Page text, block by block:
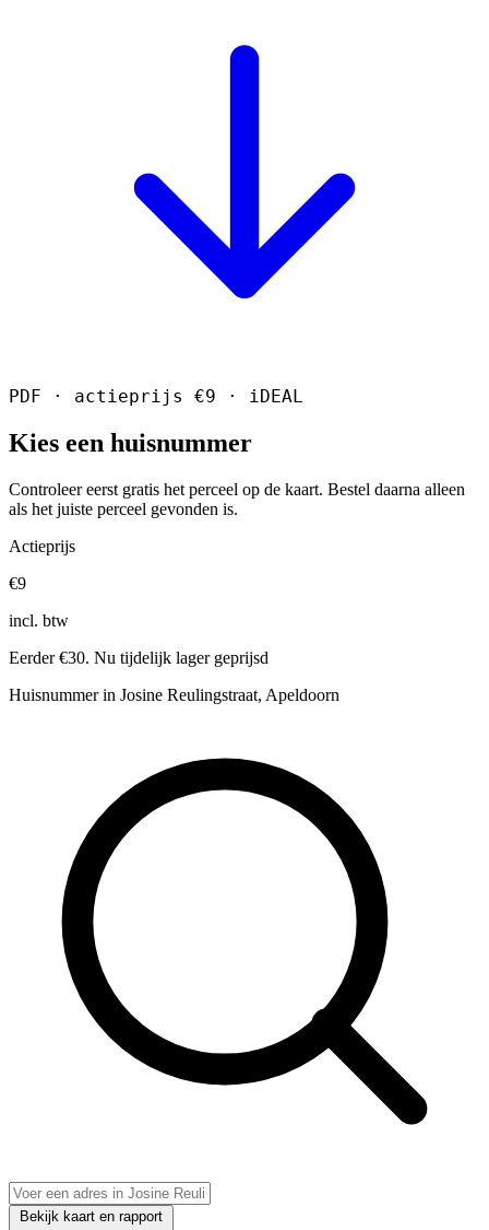
PDF · actieprijs €9 · iDEAL
Kies een huisnummer
Controleer eerst gratis het perceel op de kaart. Bestel daarna alleen
als het juiste perceel gevonden is.
Actieprijs
€9
incl. btw
Eerder €30. Nu tijdelijk lager geprijsd
Huisnummer in Josine Reulingstraat, Apeldoorn
Bekijk kaart en rapport